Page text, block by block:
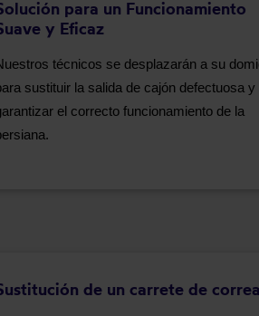
para un Funcionamiento
y Eficaz
técnicos se desplazarán a su
sustituir la salida de cajón defectuosa y
el correcto funcionamiento de la
de un carrete de correa